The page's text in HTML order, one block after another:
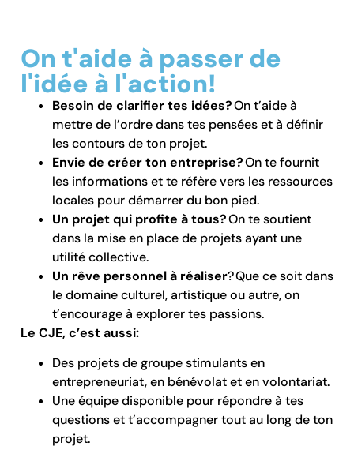
On t'aide à passer de
l'idée à l'action!
Besoin de clarifier tes idées?On t’aide à
mettre de l’ordre dans tes pensées et à définir
les contours de ton projet.
Envie de créer ton entreprise?On te fournit
les informations et te réfère vers les ressources
locales pour démarrer du bon pied.
Un projet qui profite à tous?On te soutient
dans la mise en place de projets ayant une
utilité collective.
Un rêve personnel à réaliser? Que ce soit dans
le domaine culturel, artistique ou autre, on
t’encourage à explorer tes passions.
Le CJE, c’est aussi:
Des projets de groupe stimulants en
entrepreneuriat, en bénévolat et en volontariat.
Une équipe disponible pour répondre à tes
questions et t’accompagner tout au long de ton
projet.